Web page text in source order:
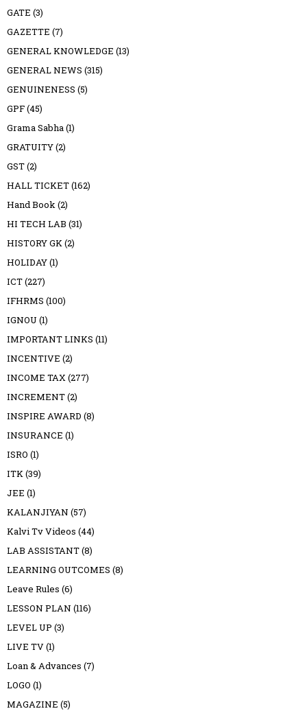
GATE (3)
GAZETTE (7)
GENERAL KNOWLEDGE (13)
GENERAL NEWS (315)
GENUINENESS (5)
GPF(45)
Grama Sabha(1)
GRATUITY(2)
GST(2)
HALL TICKET(162)
Hand Book(2)
HI TECH LAB (31)
HISTORY GK(2)
HOLIDAY(1)
ICT(227)
IFHRMS (100)
IGNOU (1)
IMPORTANT LINKS (11)
INCENTIVE (2)
INCOME TAX(277)
INCREMENT(2)
INSPIRE AWARD (8)
INSURANCE (1)
ISRO (1)
ITK(39)
JEE (1)
KALANJIYAN (57)
Kalvi Tv Videos (44)
LAB ASSISTANT(8)
LEARNING OUTCOMES (8)
Leave Rules (6)
LESSON PLAN (116)
LEVEL UP (3)
LIVE TV(1)
Loan & Advances (7)
LOGO (1)
MAGAZINE (5)